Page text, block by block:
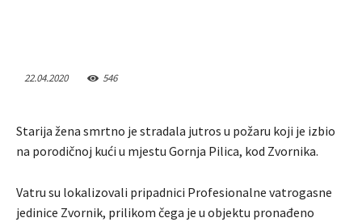
22.04.2020 546
Starija žena smrtno je stradala jutros u požaru koji je izbio
na porodičnoj kući u mjestu Gornja Pilica, kod Zvornika.
Vatru su lokalizovali pripadnici Profesionalne vatrogasne
jedinice Zvornik, prilikom čega je u objektu pronađeno